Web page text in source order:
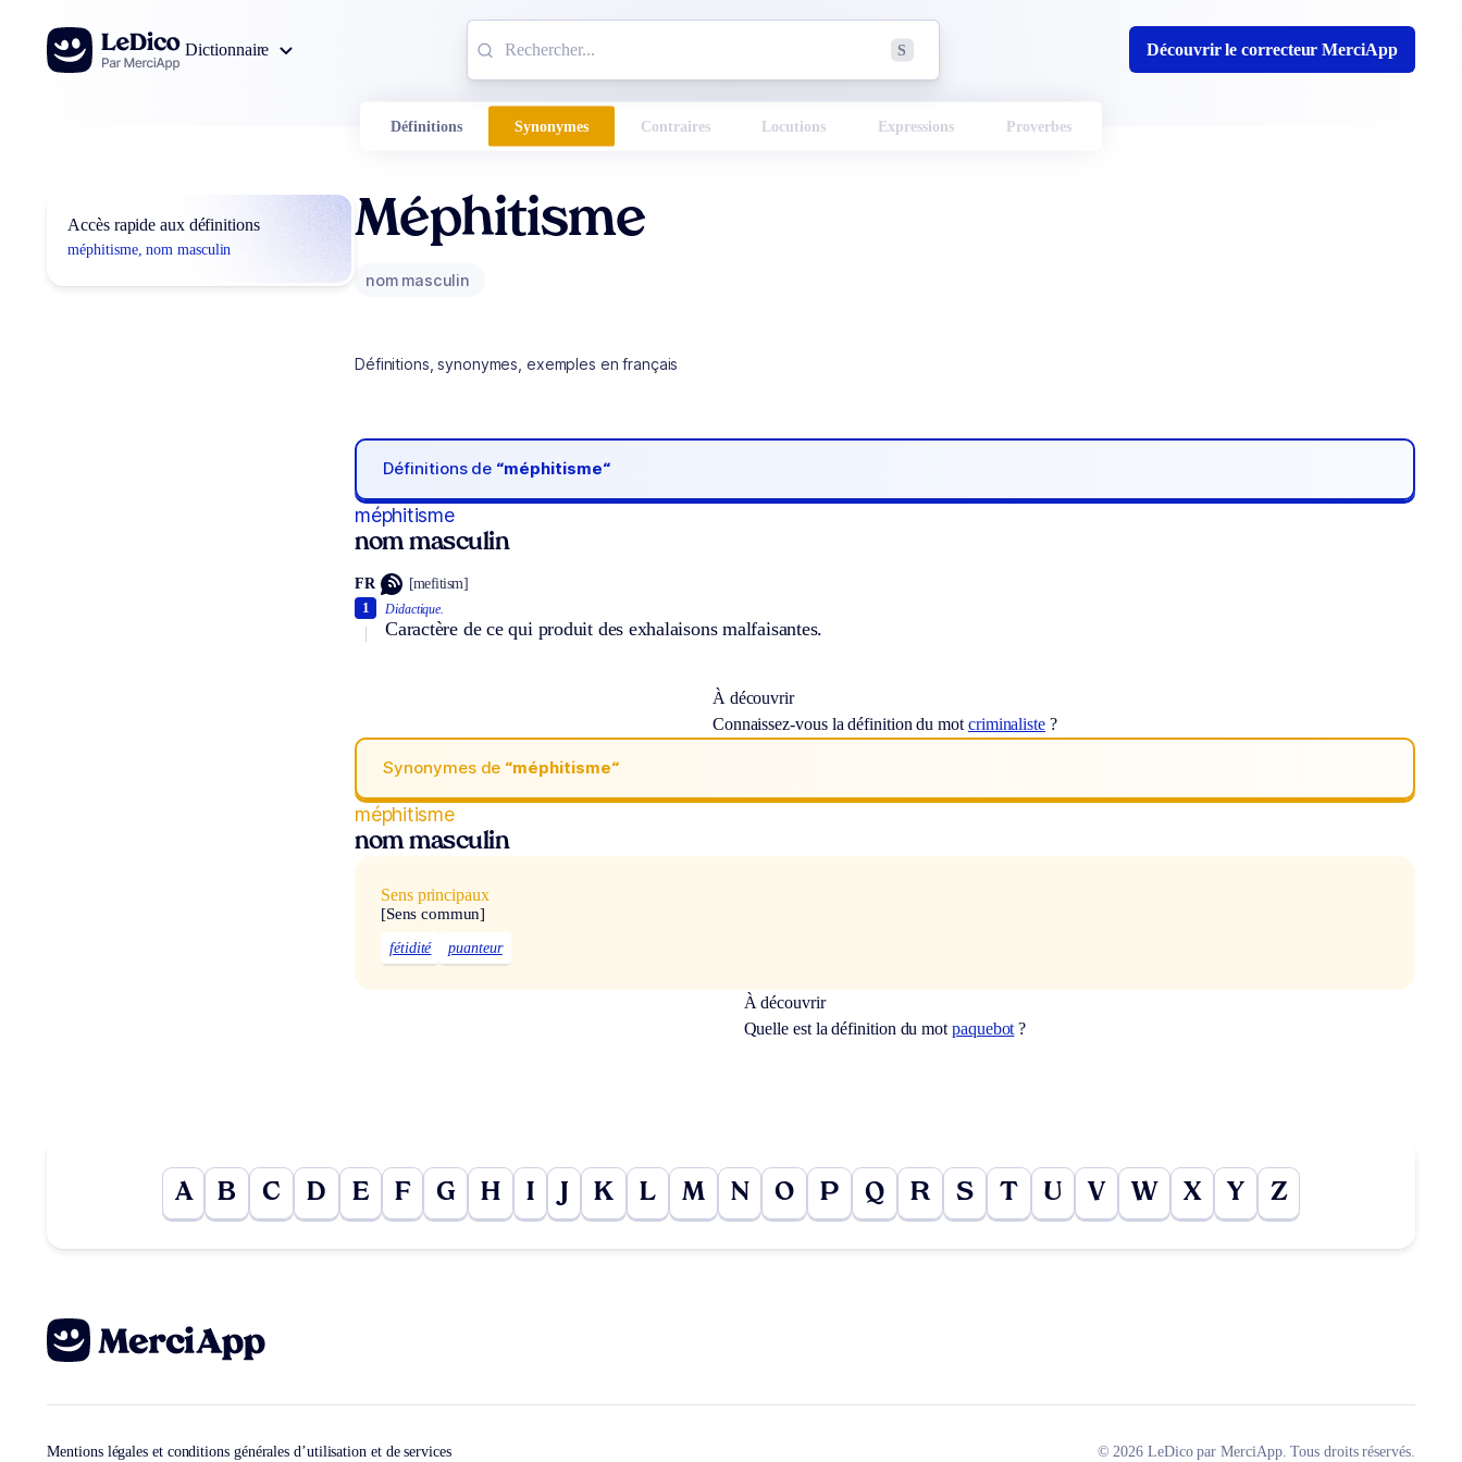
Aller au contenu
Dictionnaire
S Découvrir le correcteur MerciApp
Définitions Synonymes Contraires Locutions Expressions Proverbes
Accès rapide aux définitions
méphitisme, nom masculin
Méphitisme
nom masculin
Définitions, synonymes, exemples en français
Définitions de “méphitisme“
méphitisme
nom masculin
FR [mefitism]
Didactique.
Caractère de ce qui produit des exhalaisons malfaisantes.
1
À découvrir
Connaissez-vous la définition du mot criminaliste?
Synonymes de “méphitisme“
méphitisme
nom masculin
Sens principaux
[Sens commun]
fétidité puanteur
À découvrir
Quelle est la définition du mot paquebot ?
A B C D E F G H I J K L M N O P Q R S T U V W X Y Z
Mentions légales et conditions générales d’utilisation et de services © 2026 LeDico par MerciApp. Tous droits réservés.